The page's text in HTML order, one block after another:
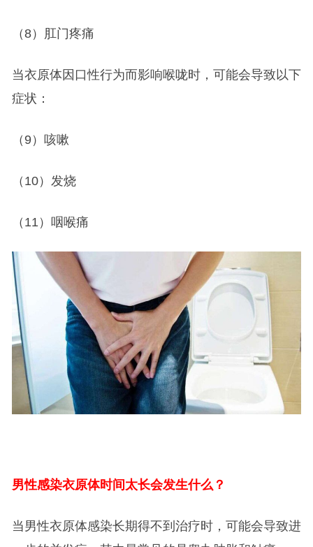
（8）肛门疼痛
当衣原体因口性行为而影响喉咙时，可能会导致以下
症状：
（9）咳嗽
（10）发烧
（11）咽喉痛
男性感染衣原体时间太长会发生什么？
当男性衣原体感染长期得不到治疗时，可能会导致进